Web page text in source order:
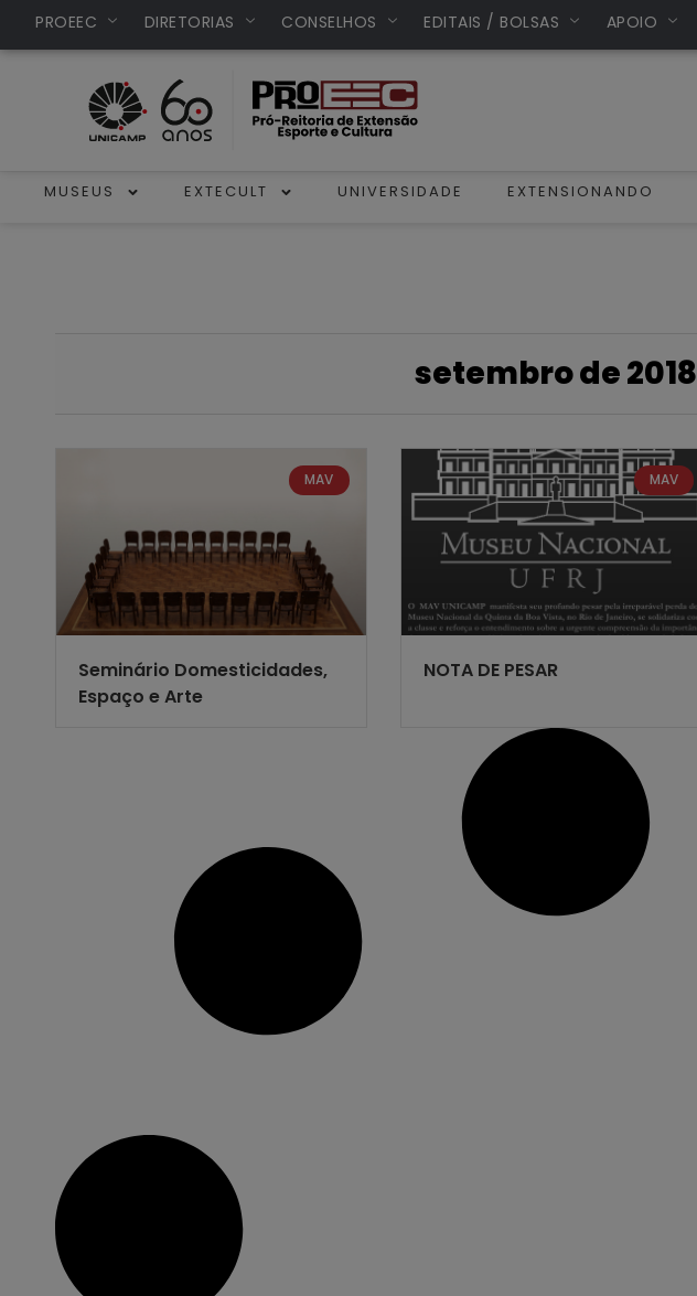
PROEEC DIRETORIAS CONSELHOS EDITAIS / BOLSAS APOIO
MUSEUS EXTECULT UNIVERSIDADE EXTENSIONANDO
setembro de 2018
MAV
Seminário Domesticidades,
Espaço e Arte
MAV
NOTA DE PESAR